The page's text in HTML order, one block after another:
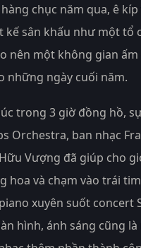
chục năm qua, ê
kế sân khấu như một tổ
nên một không gian
những ngày cuối năm.
trong 3 giờ đồng hồ,
Orchestra, ban nhạc
Vượng đã giúp cho
hoa và chạm vào trái
xuyên suốt concert
hình, ánh sáng cũng